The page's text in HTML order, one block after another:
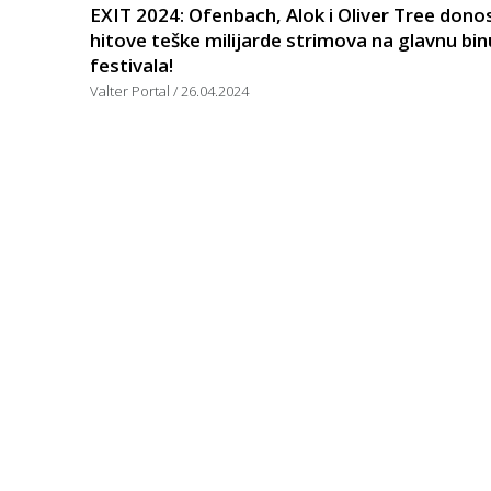
EXIT 2024: Ofenbach, Alok i Oliver Tree
hitove teške milijarde strimova na glavnu
festivala!
Valter Portal 26.04.2024